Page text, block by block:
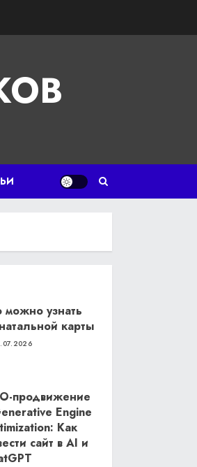
можно узнать
карты
продвижение
Engine
Как
сайт в AI и